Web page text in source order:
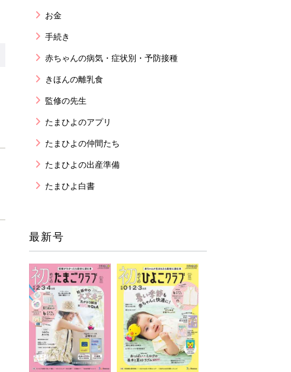
お金
手続き
赤ちゃんの病気・症状別・予防接種
きほんの離乳食
監修の先生
たまひよのアプリ
たまひよの仲間たち
たまひよの出産準備
たまひよ白書
最新号